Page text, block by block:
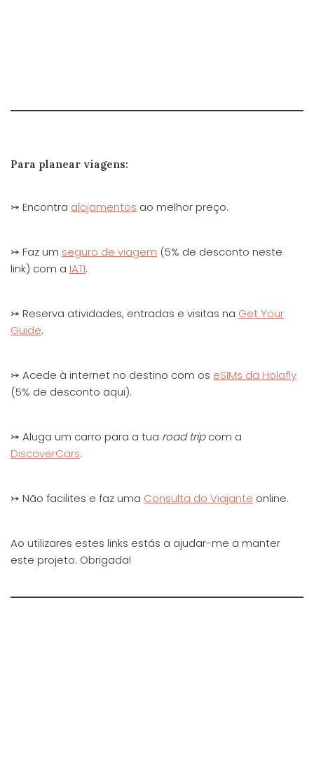
Para planear viagens:
⤖ Encontra alojamentos ao melhor preço.
⤖ Faz um seguro de viagem (5% de desconto neste
link) com a IATI.
⤖ Reserva atividades, entradas e visitas na Get Your
Guide.
⤖ Acede à internet no destino com os eSIMs da Holafly
(5% de desconto aqui).
⤖ Aluga um carro para a tua road tripcom a
DiscoverCars.
⤖ Não facilites e faz uma Consulta do Viajante online.
Ao utilizares estes links estás a ajudar-me a manter
este projeto. Obrigada!